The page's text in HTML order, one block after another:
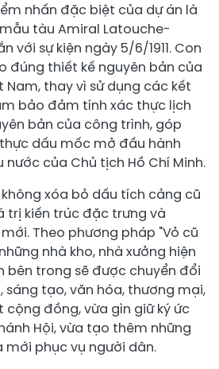
nhấn đặc biệt của dự án là
tàu Amiral Latouche-
với sự kiện ngày 5/6/1911. Con
đúng thiết kế nguyên bản của
Nam, thay vì sử dụng các kết
bảo đảm tính xác thực lịch
bản của công trình, góp
dấu mốc mở đầu hành
của Chủ tịch Hồ Chí Minh.
xóa bỏ dấu tích cảng cũ
trị kiến trúc đặc trưng và
Theo phương pháp "Vỏ cũ
nhà kho, nhà xưởng hiện
bên trong sẽ được chuyển đổi
sáng tạo, văn hóa, thương mại,
cộng đồng, vừa gìn giữ ký ức
Hội, vừa tạo thêm những
mới phục vụ người dân.